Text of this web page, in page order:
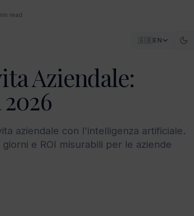
read
🇬🇧EN
Aziendale:
aziendale con l'intelligenza artificiale.
e ROI misurabili per le aziende